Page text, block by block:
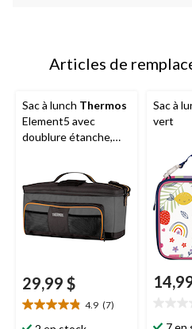
Articles de
Sac à lunch Thermos
Element5 avec
doublure étanche,
29,99 $
4.9 (7)
4.9
Sac à
vert